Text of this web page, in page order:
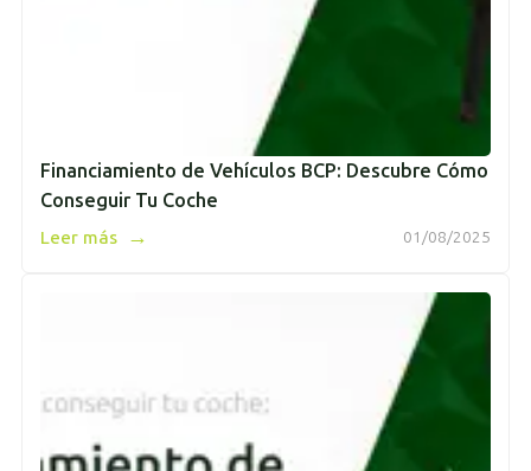
Financiamiento de Vehículos BCP: Descubre Cómo
Conseguir Tu Coche
01/08/2025
Leer más →